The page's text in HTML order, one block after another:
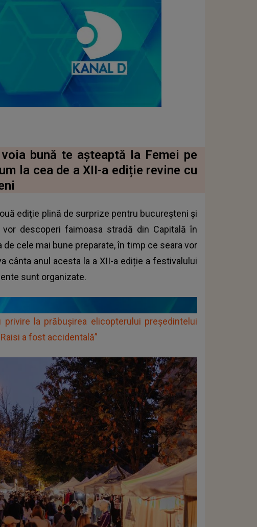
bună te așteaptă la Femei pe
la cea de a XII-a ediție revine cu
ediție plină de surprize pentru bucureșteni și
descoperi faimoasa stradă din Capitală în
cele mai bune preparate, în timp ce seara vor
cânta anul acesta la a XII-a ediție a festivalului
sunt organizate.
la prăbușirea elicopterului președintelui
a fost accidentală”